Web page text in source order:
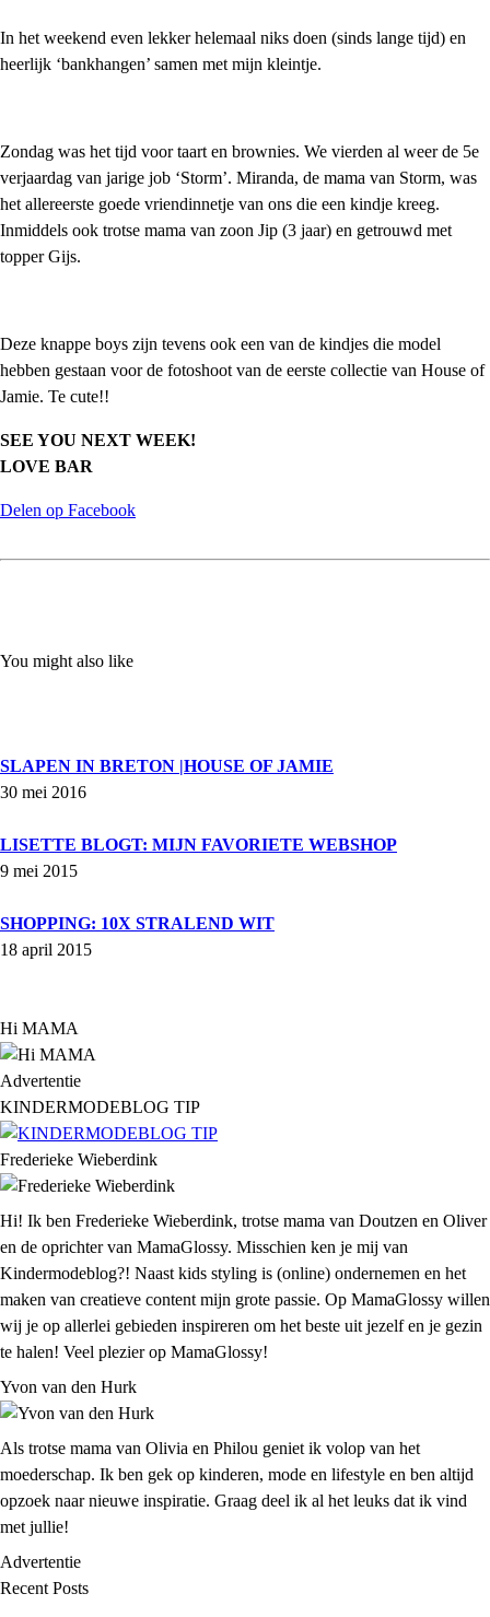
In het weekend even lekker helemaal niks doen (sinds lange tijd) en
heerlijk ‘bankhangen’ samen met mijn kleintje.
Zondag was het tijd voor taart en brownies. We vierden al weer de 5e
verjaardag van jarige job ‘Storm’. Miranda, de mama van Storm, was
het allereerste goede vriendinnetje van ons die een kindje kreeg.
Inmiddels ook trotse mama van zoon Jip (3 jaar) en getrouwd met
topper Gijs.
Deze knappe boys zijn tevens ook een van de kindjes die model
hebben gestaan voor de fotoshoot van de eerste collectie van House of
Jamie. Te cute!!
SEE YOU NEXT WEEK!
LOVE BAR
Delen op Facebook
You might also like
SLAPEN IN BRETON |HOUSE OF JAMIE
30 mei 2016
LISETTE BLOGT: MIJN FAVORIETE WEBSHOP
9 mei 2015
SHOPPING: 10X STRALEND WIT
18 april 2015
Hi MAMA
Advertentie
KINDERMODEBLOG TIP
Frederieke Wieberdink
Hi! Ik ben Frederieke Wieberdink, trotse mama van Doutzen en Oliver
en de oprichter van MamaGlossy. Misschien ken je mij van
Kindermodeblog?! Naast kids styling is (online) ondernemen en het
maken van creatieve content mijn grote passie. Op MamaGlossy willen
wij je op allerlei gebieden inspireren om het beste uit jezelf en je gezin
te halen! Veel plezier op MamaGlossy!
Yvon van den Hurk
Als trotse mama van Olivia en Philou geniet ik volop van het
moederschap. Ik ben gek op kinderen, mode en lifestyle en ben altijd
opzoek naar nieuwe inspiratie. Graag deel ik al het leuks dat ik vind
met jullie!
Advertentie
Recent Posts